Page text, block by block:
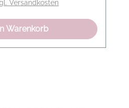
und Leisure-
wir den Look
das Top mit High
Versandkosten
Warenkorb